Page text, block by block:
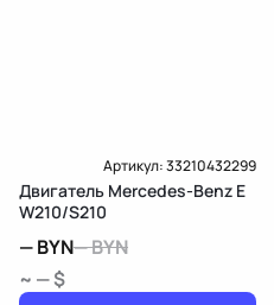
Артикул:33210432299
Двигатель Mercedes-Benz E
W210/S210
—BYN—BYN
~ — $